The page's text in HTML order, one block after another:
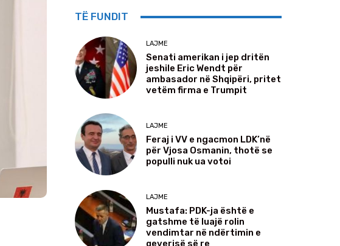
TË FUNDIT
LAJME
Senati amerikan i jep dritën
jeshile Eric Wendt për
ambasador në Shqipëri, pritet
vetëm firma e Trumpit
LAJME
Feraj i VV e ngacmon LDK’në
për Vjosa Osmanin, thotë se
populli nuk ua votoi
LAJME
Mustafa: PDK-ja është e
gatshme të luajë rolin
vendimtar në ndërtimin e
qeverisë së re